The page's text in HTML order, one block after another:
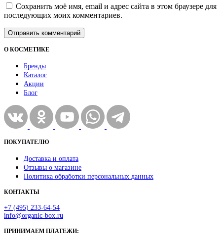
Сохранить моё имя, email и адрес сайта в этом браузере для
последующих моих комментариев.
О КОСМЕТИКЕ
Бренды
Каталог
Акции
Блог
ПОКУПАТЕЛЮ
Доставка и оплата
Отзывы о магазине
Политика обработки персональных данных
КОНТАКТЫ
+7 (495) 233-64-54
info@organic-box.ru
ПРИНИМАЕМ ПЛАТЕЖИ: